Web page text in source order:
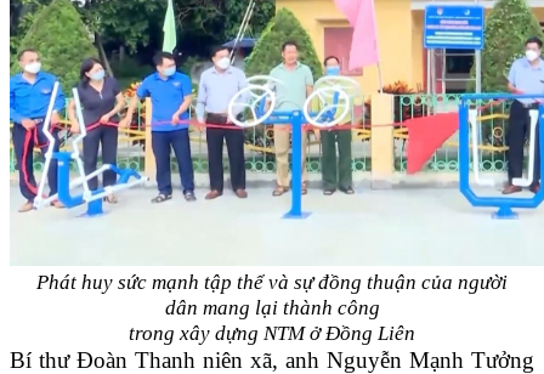
Phát huy sức mạnh tập thể và sự đồng thuận của người
dân mang lại thành công
trong xây dựng NTM ở Đồng Liên
Bí thư Đoàn Thanh niên xã, anh Nguyễn Mạnh Tưởng